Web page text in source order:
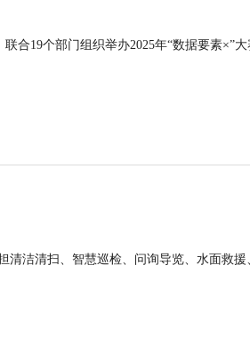
合19个部门组织举办2025年“数据要素×”大
清洁清扫、智慧巡检、问询导览、水面救援